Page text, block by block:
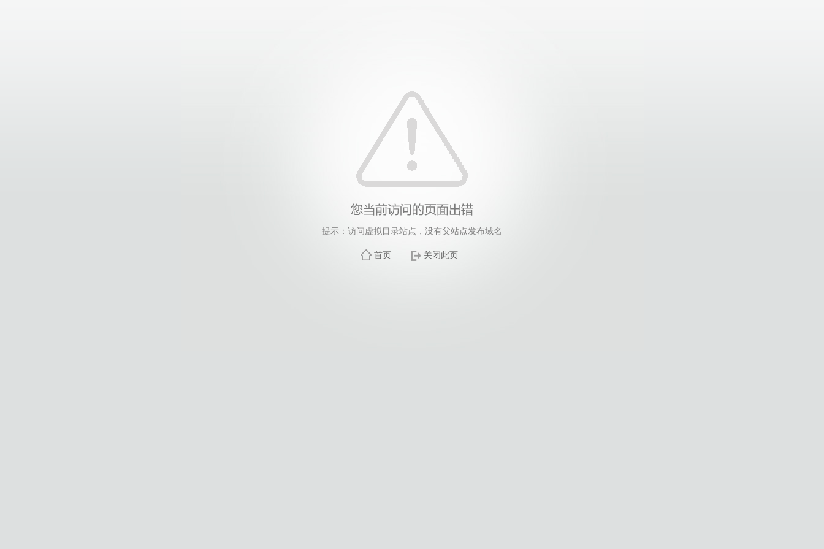
提示：访问虚拟目录站点，没有父站点发布域名
首页 关闭此页